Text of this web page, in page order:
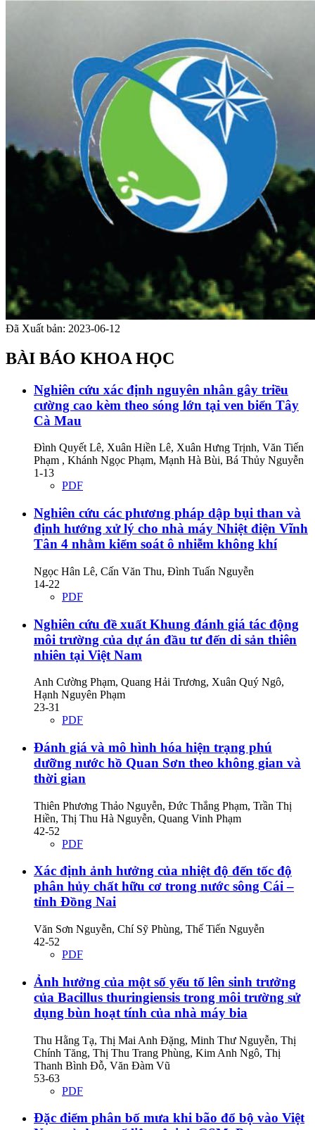
Đã Xuất bản: 2023-06-12
BÀI BÁO KHOA HỌC
Nghiên cứu xác định nguyên nhân gây triều
cường cao kèm theo sóng lớn tại ven biển Tây
Cà Mau
Đình Quyết Lê, Xuân Hiền Lê, Xuân Hưng Trịnh, Văn Tiến
Phạm , Khánh Ngọc Phạm, Mạnh Hà Bùi, Bá Thủy Nguyễn
1-13
PDF
Nghiên cứu các phương pháp dập bụi than và
định hướng xử lý cho nhà máy Nhiệt điện Vĩnh
Tân 4 nhằm kiểm soát ô nhiễm không khí
Ngọc Hân Lê, Cấn Văn Thu, Đình Tuấn Nguyễn
14-22
PDF
Nghiên cứu đề xuất Khung đánh giá tác động
môi trường của dự án đầu tư đến di sản thiên
nhiên tại Việt Nam
Anh Cường Phạm, Quang Hải Trương, Xuân Quý Ngô,
Hạnh Nguyên Phạm
23-31
PDF
Đánh giá và mô hình hóa hiện trạng phú
dưỡng nước hồ Quan Sơn theo không gian và
thời gian
Thiên Phương Thảo Nguyễn, Đức Thắng Phạm, Trần Thị
Hiền, Thị Thu Hà Nguyễn, Quang Vinh Phạm
42-52
PDF
Xác định ảnh hưởng của nhiệt độ đến tốc độ
phân hủy chất hữu cơ trong nước sông Cái –
tỉnh Đồng Nai
Văn Sơn Nguyễn, Chí Sỹ Phùng, Thế Tiến Nguyễn
42-52
PDF
Ảnh hưởng của một số yếu tố lên sinh trưởng
của Bacillus thuringiensis trong môi trường sử
dụng bùn hoạt tính của nhà máy bia
Thu Hằng Tạ, Thị Mai Anh Đặng, Minh Thư Nguyễn, Thị
Chính Tăng, Thị Thu Trang Phùng, Kim Anh Ngô, Thị
Thanh Bình Đỗ, Văn Đàm Vũ
53-63
PDF
Đặc điểm phân bố mưa khi bão đổ bộ vào Việt